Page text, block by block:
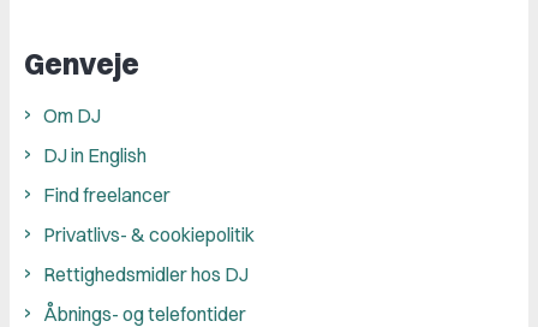
Genveje
Om DJ
DJ in English
Find freelancer
Privatlivs- & cookiepolitik
Rettighedsmidler hos DJ
Åbnings- og telefontider